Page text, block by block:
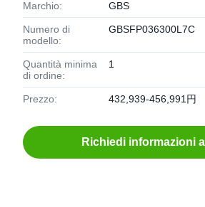
Marchio: GBS
Numero di
modello:
GBSFP036300L7C
Quantità minima
di ordine:
1
Prezzo: 432,939-456,991円
Richiedi informazioni